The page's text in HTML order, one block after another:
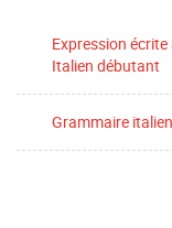
Expression écrite
Italien débutant
Grammaire